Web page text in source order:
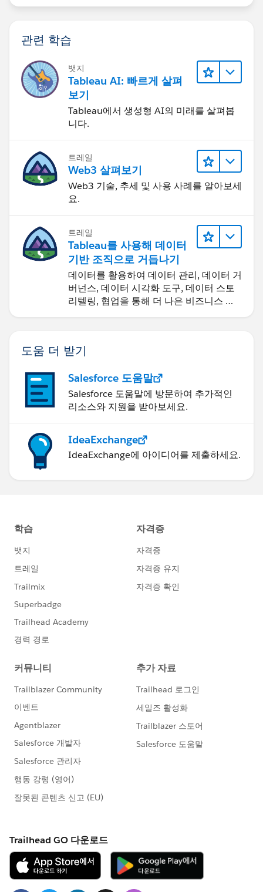
관련 학습
뱃지
Tableau AI: 빠르게 살펴
보기
Tableau에서 생성형 AI의 미래를 살펴봅
니다.
트레일
Web3 살펴보기
Web3 기술, 추세 및 사용 사례를 알아보세
요.
트레일
Tableau를 사용해 데이터
기반 조직으로 거듭나기
데이터를 활용하여 데이터 관리, 데이터 거
버넌스, 데이터 시각화 도구, 데이터 스토
리텔링, 협업을 통해 더 나은 비즈니스 성
과를 달성하세요.
도움 더 받기
Salesforce 도움말
Salesforce 도움말에 방문하여 추가적인
리소스와 지원을 받아보세요.
IdeaExchange
IdeaExchange에 아이디어를 제출하세요.